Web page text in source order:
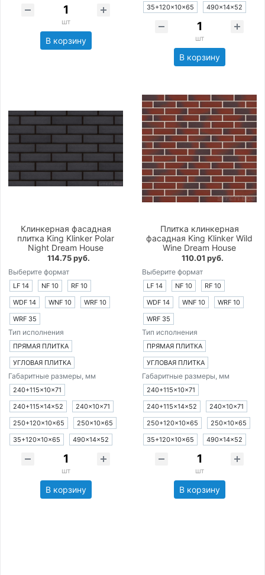
шт
В корзину
35+120×10×65
490×14×52
шт
В корзину
Клинкерная фасадная
плитка King Klinker Polar
Night Dream House
114.75 руб.
Выберите формат
LF 14 NF 10
RF 10
WDF 14
WNF 10
WRF 10
WRF 35
Тип исполнения
ПРЯМАЯ ПЛИТКА
УГЛОВАЯ ПЛИТКА
Габаритные размеры, мм
240+115×10×71
240+115×14×52
240×10×71
250+120×10×65
250×10×65
35+120×10×65
490×14×52
шт
В корзину
Плитка клинкерная
фасадная King Klinker Wild
Wine Dream House
110.01 руб.
Выберите формат
LF 14 NF 10
RF 10
WDF 14
WNF 10
WRF 10
WRF 35
Тип исполнения
ПРЯМАЯ ПЛИТКА
УГЛОВАЯ ПЛИТКА
Габаритные размеры, мм
240+115×10×71
240+115×14×52
240×10×71
250+120×10×65
250×10×65
35+120×10×65
490×14×52
шт
В корзину